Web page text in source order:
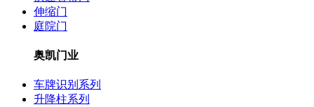
伸缩门
庭院门
奥凯门业
车牌识别系列
升降柱系列